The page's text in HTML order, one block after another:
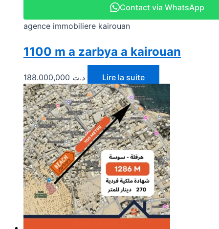
Contact via WhatsApp
agence immobiliere kairouan
1100 m a zarbya a kairouan
د.ت Lire la suite